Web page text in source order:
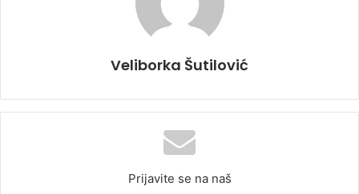
Veliborka Šutilović
Prijavite se na naš